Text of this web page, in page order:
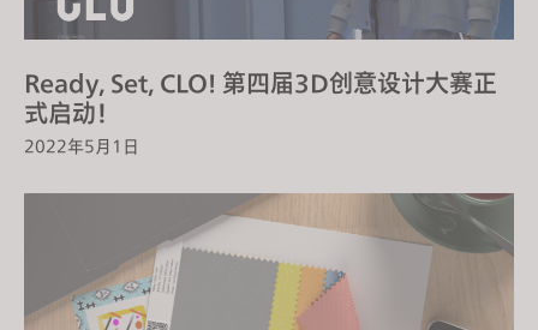
Ready, Set, CLO! 第四届3D创意设计大赛正
式启动！
2022年5月1日